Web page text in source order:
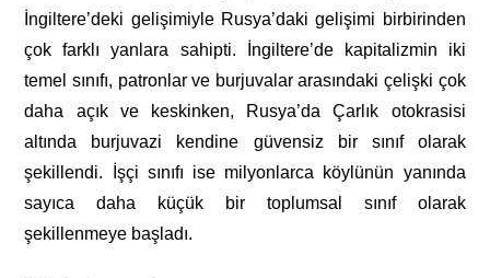
İngiltere’deki gelişimiyle Rusya’daki gelişimi birbirinden
çok farklı yanlara sahipti. İngiltere’de kapitalizmin iki
temel sınıfı, patronlar ve burjuvalar arasındaki çelişki çok
daha açık ve keskinken, Rusya’da Çarlık otokrasisi
altında burjuvazi kendine güvensiz bir sınıf olarak
şekillendi. İşçi sınıfı ise milyonlarca köylünün yanında
sayıca daha küçük bir toplumsal sınıf olarak
şekillenmeye başladı.